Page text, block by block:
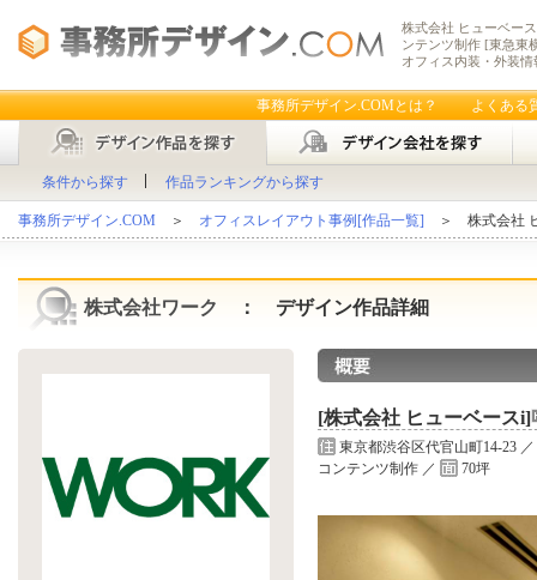
株式会社 ヒューベー
ンテンツ制作 [東急
オフィス内装・外装情
事務所デザイン.COMとは？ よくある
条件から探す 作品ランキングから探す
事務所デザイン.COM ＞ オフィスレイアウト事例[作品一覧] ＞ 株式会社
株式会社ワーク ： デザイン作品詳細
[株式会社 ヒューベースi]
東京都渋谷区代官山町14-23 ／
コンテンツ制作 ／
70坪